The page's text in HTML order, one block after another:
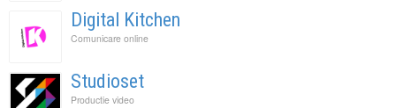
Digital Kitchen
Comunicare online
Studioset
Productie video